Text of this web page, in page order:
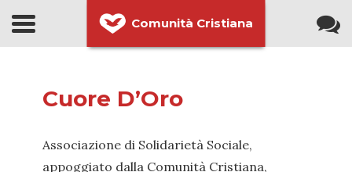
Comunità Cristiana
Cuore D’Oro
Associazione di Solidarietà Sociale,
appoggiato dalla Comunità Cristiana,